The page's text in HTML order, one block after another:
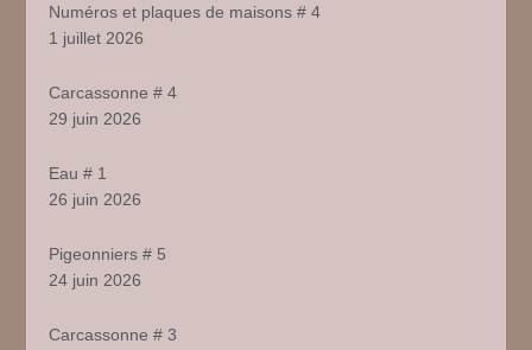
Numéros et plaques de maisons # 4
1 juillet 2026
Carcassonne # 4
29 juin 2026
Eau # 1
26 juin 2026
Pigeonniers # 5
24 juin 2026
Carcassonne # 3